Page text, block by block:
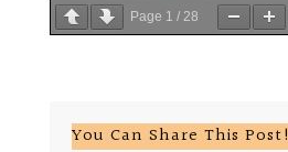
Page 1 / 28
You Can Share This Post!